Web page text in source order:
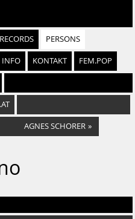
RECORDS PERSONS
INFO KONTAKT FEM.POP
AGNES SCHORER »